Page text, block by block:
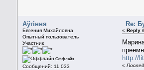
Aўгiння
Евгения Михайловна
Опытный пользователь
Участник
Оффлайн
Сообщений: 11 033
Re:
«Reply
http://
«